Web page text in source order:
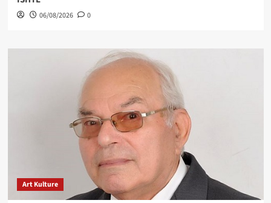
06/08/2026 0
Art Kulture